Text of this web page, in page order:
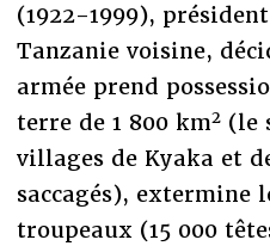
(1922-1999),
Tanzanie voisine,
armée prend
terre de 1 800 km2(le
villages de Kyaka et
saccagés), extermine
troupeaux (15 000